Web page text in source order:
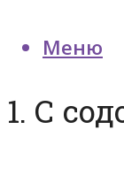
Меню
1. С